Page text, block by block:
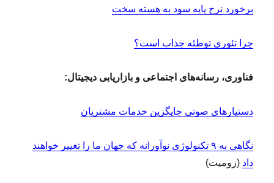
برخورد نرخ پایه سود به هسته سخت
چرا تئوری توطئه جذاب است؟
فناوری، رسانه‌های اجتماعی و بازاریابی دیجیتال:
دستیارهای صوتی جایگزین خدمات مشتریان
نگاهی به ۹ تکنولوژی نوآورانه که جهان ما را تغییر خواهند
داد (زومیت)